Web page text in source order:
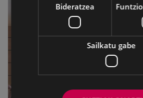
Bideratzea
Sailkatu gabe